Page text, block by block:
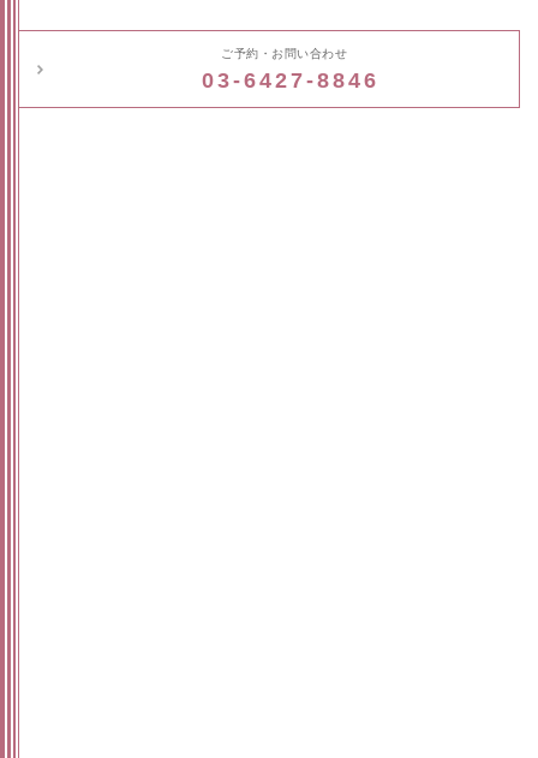
ご予約・お問い合わせ
03-6427-8846